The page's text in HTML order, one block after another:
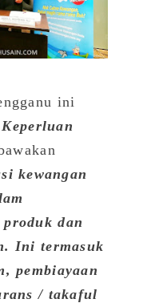
ini
kewangan
produk dan
Ini termasuk
pembiayaan
/ takaful